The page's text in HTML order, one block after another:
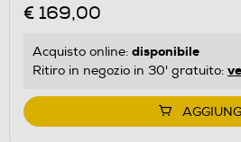
€ 169,00
Acquisto online: disponibile
Ritiro in negozio in 30' gratuito: